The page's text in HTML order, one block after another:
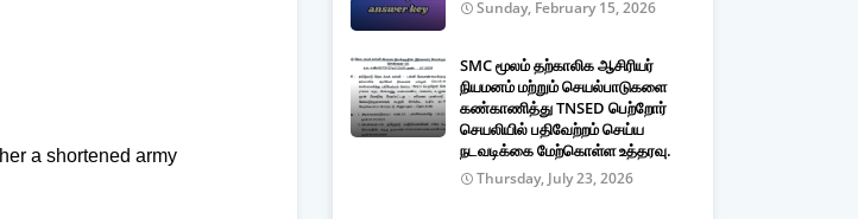
Sunday, February 15, 2026
SMC மூலம் தற்காலிக ஆசிரியர்
நியமனம் மற்றும் செயல்பாடுகளை
கண்காணித்து TNSED பெற்றோர்
செயலியில் பதிவேற்றம் செய்ய
நடவடிக்கை மேற்கொள்ள உத்தரவு.
Thursday, July 23, 2026